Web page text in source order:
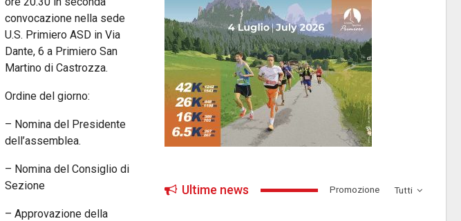
convocazione nella sede
U.S. Primiero ASD in Via
Dante, 6 a Primiero San
Martino di Castrozza.
Ordine del giorno:
– Nomina del Presidente
dell’assemblea.
– Nomina del Consiglio di
Sezione
– Approvazione della
Tutti
Ultime news ­Promozione